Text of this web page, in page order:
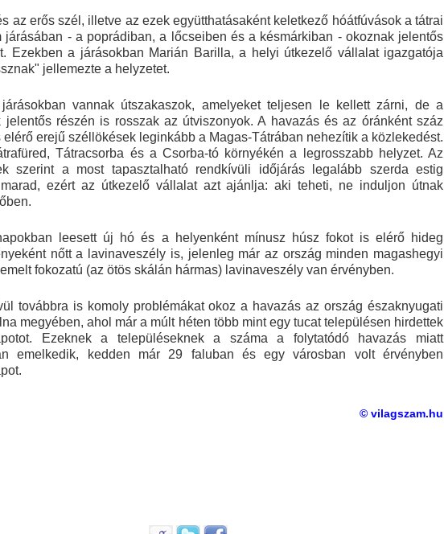
az erős szél, illetve az ezek együtthatásaként keletkező hóátfúvások a tátrai
járásában - a poprádiban, a lőcseiben és a késmárkiban - okoznak jelentős
Ezekben a járásokban Marián Barilla, a helyi útkezelő vállalat igazgatója
jellemezte a helyzetet.
vannak útszakaszok, amelyeket teljesen le kellett zárni, de a
jelentős részén is rosszak az útviszonyok. A havazás és az óránként száz
elérő erejű széllökések leginkább a Magas-Tátrában nehezítik a közlekedést.
Tátracsorba és a Csorba-tó környékén a legrosszabb helyzet. Az
szerint a most tapasztalható rendkívüli időjárás legalább szerda estig
ezért az útkezelő vállalat azt ajánlja: aki teheti, ne induljon útnak
leesett új hó és a helyenként mínusz húsz fokot is elérő hideg
nőtt a lavinaveszély is, jelenleg már az ország minden magashegyi
fokozatú (az ötös skálán hármas) lavinaveszély van érvényben.
továbbra is komoly problémákat okoz a havazás az ország északnyugati
megyében, ahol már a múlt héten több mint egy tucat településen hirdettek
Ezeknek a településeknek a száma a folytatódó havazás miatt
emelkedik, kedden már 29 faluban és egy városban volt érvényben
© vilagszam.hu